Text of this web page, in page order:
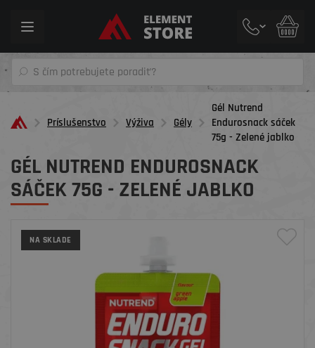
Toggle
Príslušenstvo Výživa Gély
Gél Nutrend
Endurosnack sáček
75g - Zelené jablko
GÉL NUTREND ENDUROSNACK
SÁČEK 75G - ZELENÉ JABLKO
NA SKLADE